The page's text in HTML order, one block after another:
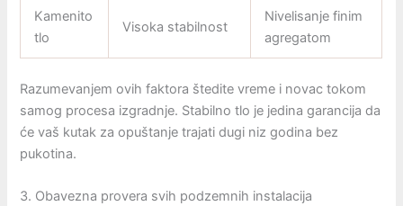
Kamenito
tlo
Visoka stabilnost
Nivelisanje finim
agregatom
Razumevanjem ovih faktora štedite vreme i novac tokom
samog procesa izgradnje. Stabilno tlo je jedina garancija da
će vaš kutak za opuštanje trajati dugi niz godina bez
pukotina.
3. Obavezna provera svih podzemnih instalacija